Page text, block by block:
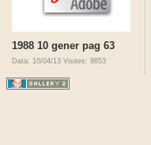
1988 10 gener pag 63
Data: 10/04/13 Visites: 9853